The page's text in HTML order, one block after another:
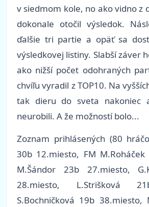
v siedmom kole, no ako vidno z
dokonale otočil výsledok.
ďalšie tri partie a opäť sa
výsledkovej listiny. Slabší záver
ako nižší počet odohraných
chvíľu vyradil z TOP10. Na
tak dieru do sveta nakoniec
neurobili. A že možností bolo...
Zoznam prihlásených (80
30b 12.miesto, FM
M.Šándor 23b 27.miesto,
28.miesto, L.Strišková
S.Bochničková 19b 38.miesto,